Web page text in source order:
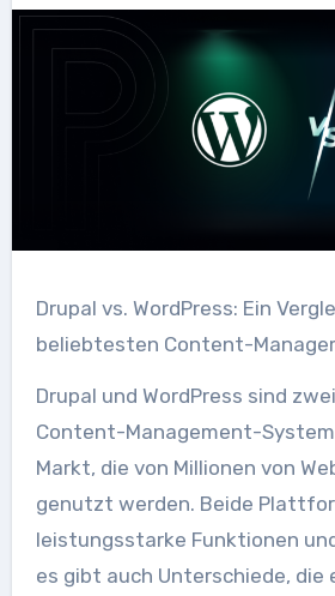
Drupal vs. WordPress: Ein
beliebtesten Content-
Drupal und WordPress sind
Content-Management-
Markt, die von Millionen von
genutzt werden. Beide
leistungsstarke Funktionen
es gibt auch Unterschiede, die